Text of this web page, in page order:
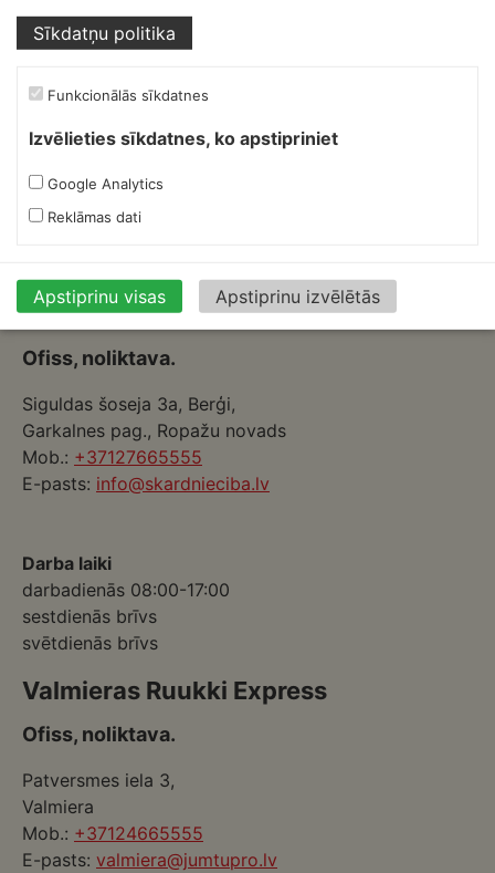
Izmēģinātāju iela 1a,
Priekuļi, Cēsu novads.
Mob.:
E-pasts:skardnieksm@skardnieciba.lv
Darba laiki
darbadienās 08:00-17:00
Ruukki Berģi
Ofiss, noliktava.
Siguldas šoseja 3a, Berģi,
Garkalnes pag., Ropažu novads
Mob.: +37127665555
E-pasts: info@skardnieciba.lv
Darba laiki
darbadienās 08:00-17:00
sestdienās brīvs
svētdienās brīvs
Valmieras Ruukki Express
Ofiss, noliktava.
Patversmes iela 3,
Valmiera
Mob.: +37124665555
E-pasts: valmiera@jumtupro.lv
Sīkdatņu politika
Funkcionālās sīkdatnes
Izvēlieties sīkdatnes, ko apstipriniet
Google Analytics
Reklāmas dati
Apstiprinu visas Apstiprinu izvēlētās